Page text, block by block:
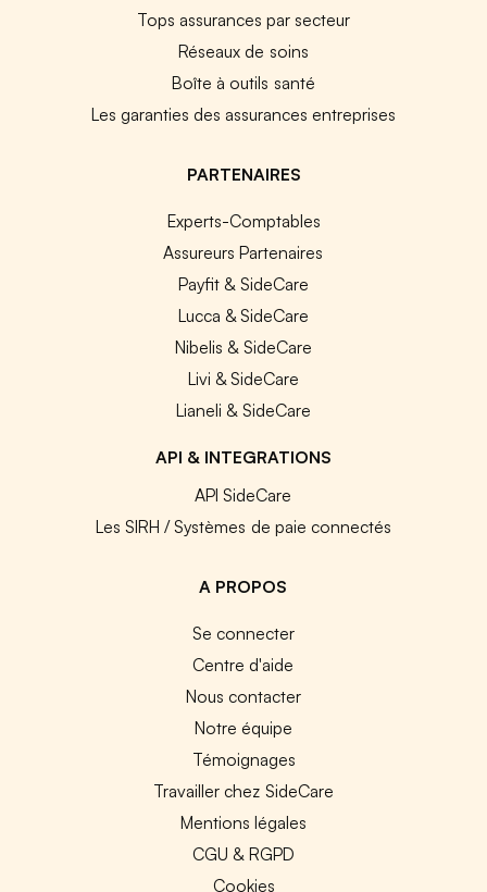
Tops assurances par secteur
Réseaux de soins
Boîte à outils santé
Les garanties des assurances entreprises
PARTENAIRES
Experts-Comptables
Assureurs Partenaires
Payfit & SideCare
Lucca & SideCare
Nibelis & SideCare
Livi & SideCare
Lianeli & SideCare
API & INTEGRATIONS
API SideCare
Les SIRH / Systèmes de paie connectés
A PROPOS
Se connecter
Centre d'aide
Nous contacter
Notre équipe
Témoignages
Travailler chez SideCare
Mentions légales
CGU & RGPD
Cookies